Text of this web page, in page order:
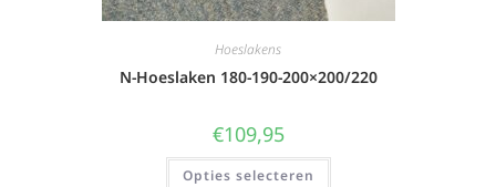
Hoeslakens
N-Hoeslaken 180-190-200×200/220
€109,95
Opties selecteren